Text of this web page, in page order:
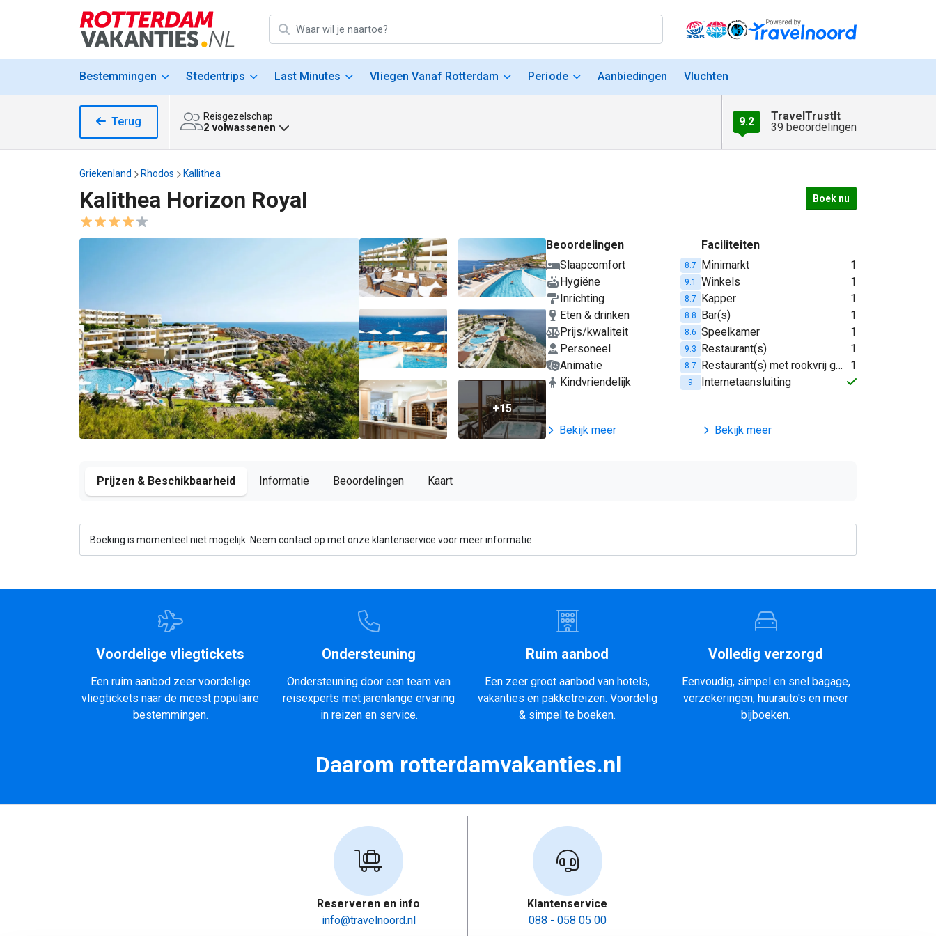
Bestemmingen Stedentrips Last Minutes Vliegen Vanaf Rotterdam Periode Aanbiedingen Vluchten
Terug Reisgezelschap
2 volwassenen 9.2
TravelTrustIt
39 beoordelingen
Griekenland Rhodos Kallithea
Kalithea Horizon Royal Boek nu
+15
Beoordelingen
Slaapcomfort
8.7
Hygiëne 9.1
Inrichting 8.7
Eten & drinken 8.8
Prijs/kwaliteit 8.6
Personeel 9.3
Animatie 8.7
Kindvriendelijk 9
Bekijk meer
Faciliteiten
Minimarkt
1
Winkels
1
Kapper
1
Bar(s)
1
Speelkamer
1
Restaurant(s)
1
Restaurant(s) met rookvrij gedeelte
1
Internetaansluiting
Bekijk meer
Prijzen & Beschikbaarheid Informatie Beoordelingen Kaart
Boeking is momenteel niet mogelijk. Neem contact op met onze klantenservice voor meer informatie.
Voordelige vliegtickets
Een ruim aanbod zeer voordelige
vliegtickets naar de meest populaire
bestemmingen.
Ondersteuning
Ondersteuning door een team van
reisexperts met jarenlange ervaring
in reizen en service.
Ruim aanbod
Een zeer groot aanbod van hotels,
vakanties en pakketreizen. Voordelig
& simpel te boeken.
Volledig verzorgd
Eenvoudig, simpel en snel bagage,
verzekeringen, huurauto's en meer
bijboeken.
Daarom rotterdamvakanties.nl
Reserveren en info
info@travelnoord.nl
Klantenservice
088 - 058 05 00